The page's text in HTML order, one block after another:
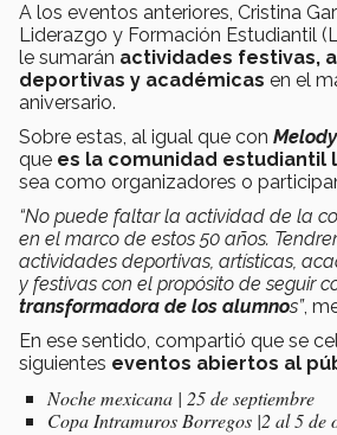
A los eventos anteriores, Cristina
Liderazgo y Formación Estudiantil
le sumarán actividades festivas,
deportivas y académicas en el
aniversario.
Sobre estas, al igual que con
que es la comunidad estudiantil
sea como organizadores o
“No puede faltar la actividad de la
en el marco de estos 50 años.
actividades deportivas, artísticas,
y festivas con el propósito de seguir
transformadora de los alumnos”,
En ese sentido, compartió que se
siguientes eventos abiertos al
Noche mexicana | 25 de septiembre
Copa Intramuros Borregos |2 al 5 de